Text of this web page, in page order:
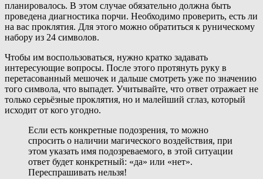
планировалось. В этом случае обязательно должна быть
проведена диагностика порчи. Необходимо проверить, есть ли
на вас проклятия. Для этого можно обратиться к руническому
набору из 24 символов.
Чтобы им воспользоваться, нужно кратко задавать
интересующие вопросы. После этого протянуть руку в
перетасованный мешочек и дальше смотреть уже по значению
того символа, что выпадет. Учитывайте, что ответ отражает не
только серьёзные проклятия, но и малейший сглаз, который
исходит от кого угодно.
Если есть конкретные подозрения, то можно
спросить о наличии магического воздействия, при
этом указать имя подозреваемого, в этой ситуации
ответ будет конкретный: «да» или «нет».
Переспрашивать нельзя!